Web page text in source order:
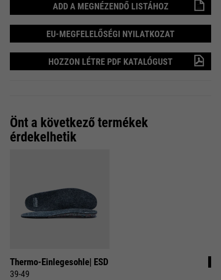
ADD A MEGNÉZENDŐ LISTÁHOZ
EU-MEGFELELŐSÉGI NYILATKOZAT
HOZZON LÉTRE PDF KATALÓGUST
Önt a következő termékek
érdekelhetik
Thermo-Einlegesohle| ESD
39-49